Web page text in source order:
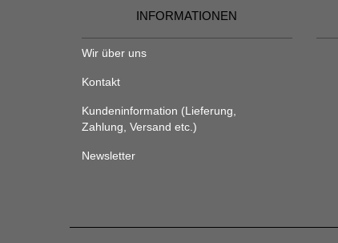
INFORMATIONEN
Wir über uns
Kontakt
Kundeninformation (Lieferung,
Zahlung, Versand etc.)
Newsletter